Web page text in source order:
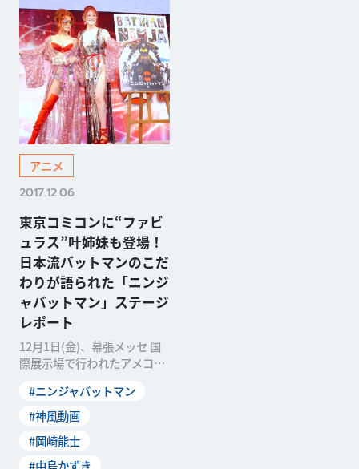
アニメ
2017.12.06
東京コミコンに“ファビ
ュラス”叶姉妹も登場！
日本流バットマンのこだ
わりが語られた「ニンジ
ャバットマン」ステージ
レポート
12月1日(金)、幕張メッセ 国
際展示場で行われたアメコミ
ミックコンベンシ
#ニンジャバットマン
#神風動画
#岡崎能士
#中島かずき